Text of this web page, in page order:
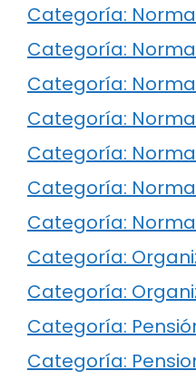
Categoría:
Categoría:
Categoría:
Categoría:
Categoría:
Categoría:
Categoría:
Categoría:
Categoría:
Categoría:
Categoría: